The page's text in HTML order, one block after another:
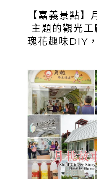
【嘉義景點
主題的觀光
瑰花趣味DIY